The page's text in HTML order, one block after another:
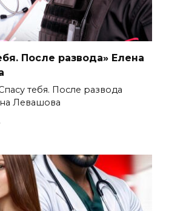
После развода» Елена
тебя. После развода
Левашова